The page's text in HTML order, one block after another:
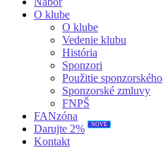
O klube
O klube
Vedenie klubu
História
Sponzori
Použitie sponzorského
Sponzorské zmluvy
FNPŠ
FANzóna
Darujte 2%
NOVÉ
Kontakt